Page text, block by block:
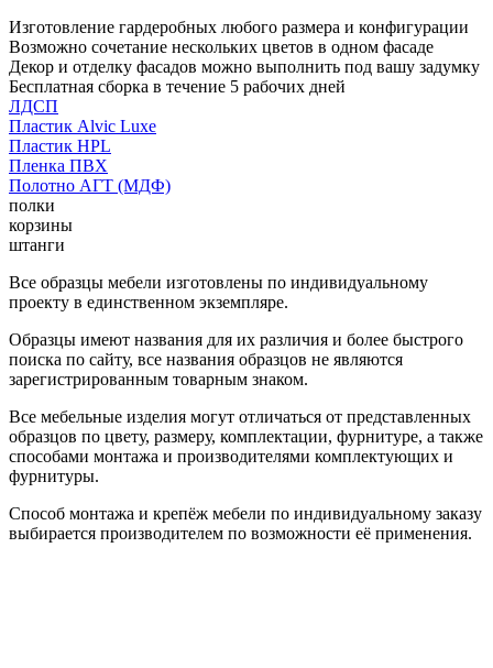
Изготовление гардеробных любого размера и конфигурации
Возможно сочетание нескольких цветов в одном фасаде
Декор и отделку фасадов можно выполнить под вашу задумку
Бесплатная сборка в течение 5 рабочих дней
ЛДСП
Пластик Alvic Luxe
Пластик HPL
Пленка ПВХ
Полотно АГТ (МДФ)
полки
корзины
штанги
Все образцы мебели изготовлены по индивидуальному
проекту в единственном экземпляре.
Образцы имеют названия для их различия и более быстрого
поиска по сайту, все названия образцов не являются
зарегистрированным товарным знаком.
Все мебельные изделия могут отличаться от представленных
образцов по цвету, размеру, комплектации, фурнитуре, а также
способами монтажа и производителями комплектующих и
фурнитуры.
Способ монтажа и крепёж мебели по индивидуальному заказу
выбирается производителем по возможности её применения.